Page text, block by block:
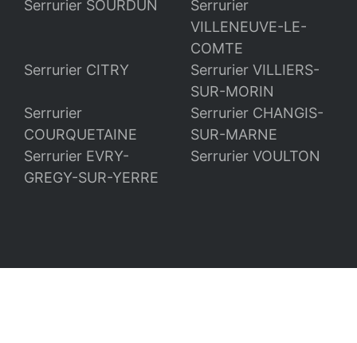
Serrurier SOURDUN
Serrurier
VILLENEUVE-LE-
COMTE
Serrurier CITRY
Serrurier VILLIERS-
SUR-MORIN
Serrurier
COURQUETAINE
Serrurier CHANGIS-
SUR-MARNE
Serrurier EVRY-
GREGY-SUR-YERRE
Serrurier VOULTON